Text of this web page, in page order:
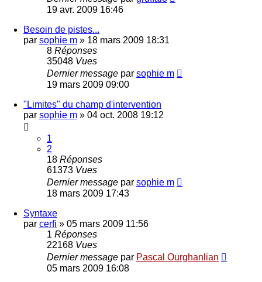
19 avr. 2009 16:46
Besoin de pistes...
par sophie m » 18 mars 2009 18:31
8 Réponses
35048 Vues
Dernier message par sophie m
19 mars 2009 09:00
"Limites" du champ d'intervention
par sophie m » 04 oct. 2008 19:12
1
2
18 Réponses
61373 Vues
Dernier message par sophie m
18 mars 2009 17:43
Syntaxe
par cerfi » 05 mars 2009 11:56
1 Réponses
22168 Vues
Dernier message par Pascal Ourghanlian
05 mars 2009 16:08